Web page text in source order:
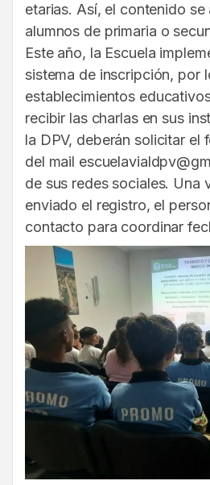
etarias. Así, el contenido se
alumnos de primaria o
Este año, la Escuela
sistema de inscripción, por
establecimientos
recibir las charlas en sus
la DPV, deberán solicitar el
del mail
de sus redes sociales. Una
enviado el registro, el
contacto para coordinar